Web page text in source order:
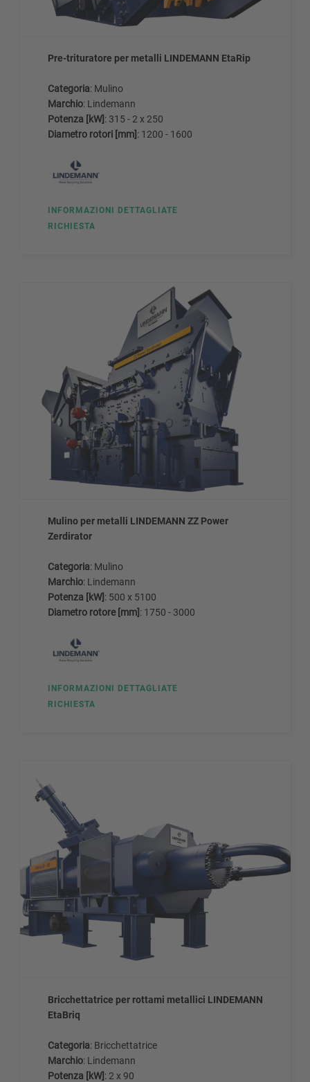
Pre-trituratore per metalli LINDEMANN EtaRip
Categoria: Mulino
Marchio: Lindemann
Potenza [kW]: 315 - 2 x 250
Diametro rotori [mm]: 1200 - 1600
INFORMAZIONI DETTAGLIATE
RICHIESTA
Mulino per metalli LINDEMANN ZZ Power
Zerdirator
Categoria: Mulino
Marchio: Lindemann
Potenza [kW]: 500 x 5100
Diametro rotore [mm]: 1750 - 3000
INFORMAZIONI DETTAGLIATE
RICHIESTA
Bricchettatrice per rottami metallici LINDEMANN
EtaBriq
Categoria: Bricchettatrice
Marchio: Lindemann
Potenza [kW]: 2 x 90